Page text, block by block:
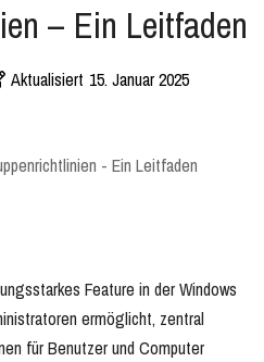
– Ein Leitfaden
Aktualisiert 15. Januar 2025
- Ein Leitfaden
Feature in der Windows
ermöglicht, zentral
für Benutzer und Computer